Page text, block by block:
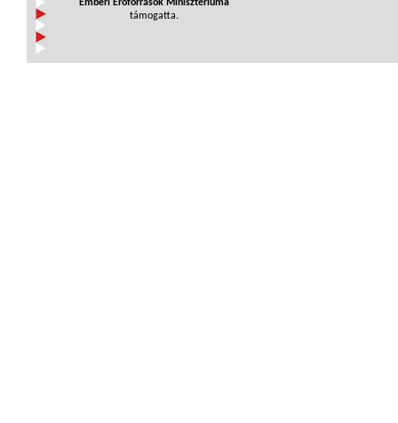
Emberi Erőforrások Minisztériuma
támogatta.